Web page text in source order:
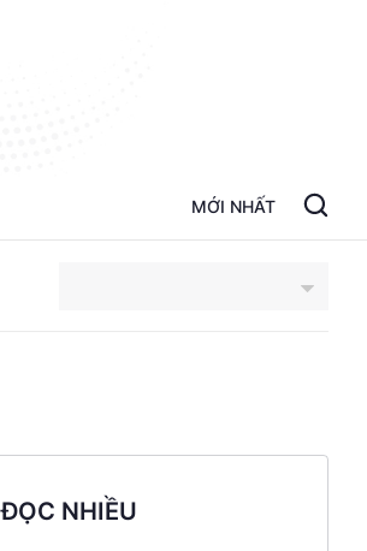
MỚI NHẤT
ĐỌC NHIỀU